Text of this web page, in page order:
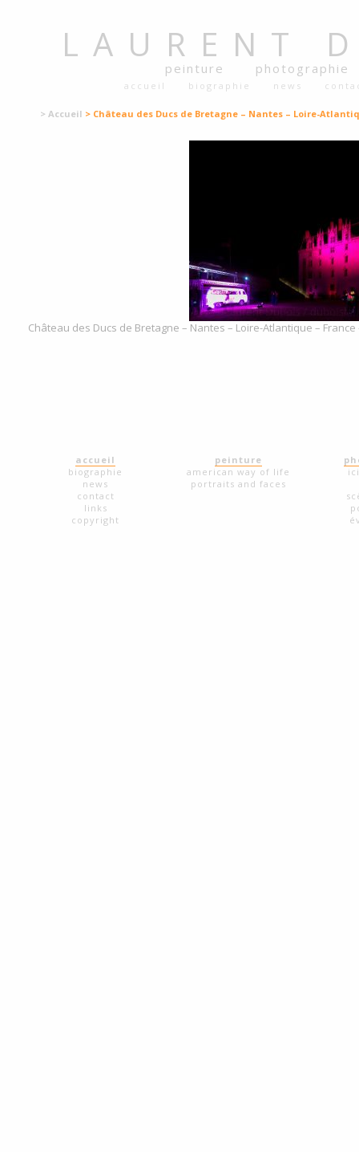
LAURENT
peinture photographie
accueil biographie news
> Accueil > Château des Ducs de Bretagne – Nantes – Loire-
Château des Ducs de Bretagne – Nantes – Loire-Atlantique –
accueil
biographie
news
contact
links
copyright
peinture
american way of life
portraits and faces